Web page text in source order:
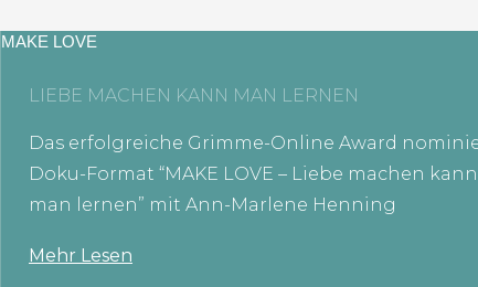
MAKE LOVE
LIEBE MACHEN KANN MAN LERNEN
Das erfolgreiche Grimme-Online Award
Doku-Format “MAKE LOVE – Liebe machen kann
man lernen” mit Ann-Marlene Henning
Mehr Lesen